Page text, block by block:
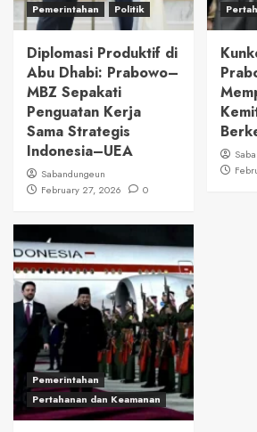
Pemerintahan Politik
Diplomasi Produktif di
Abu Dhabi: Prabowo–
MBZ Sepakati
Penguatan Kerja
Sama Strategis
Indonesia–UEA
Sabandungeun
February 27, 2026
0
Pemerintahan
Pertahanan dan Keamanan